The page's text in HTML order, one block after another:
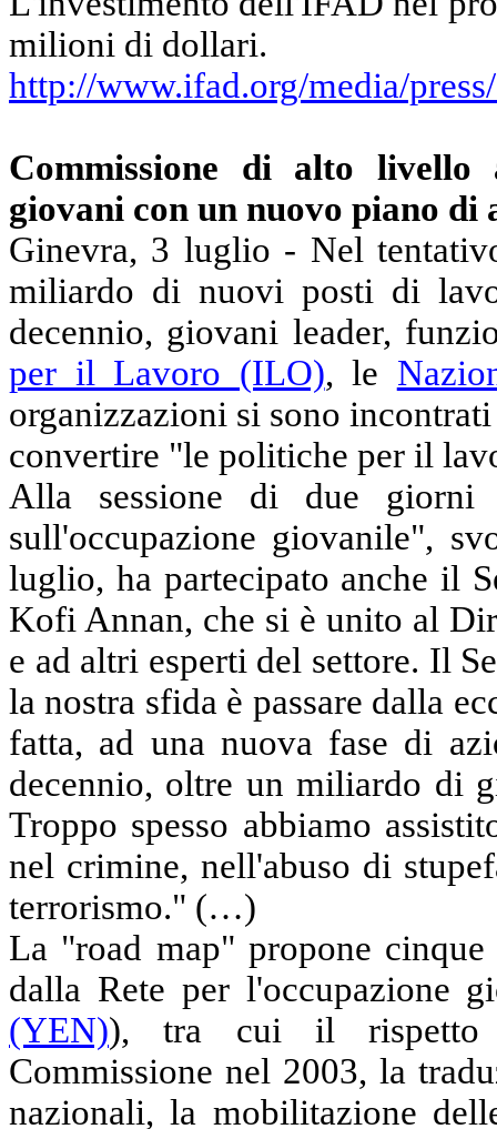
milioni di dollari.
http://www.ifad.org/media/
Commissione di alto
giovani con un nuovo piano di
Ginevra, 3 luglio - Nel
miliardo di nuovi posti di
decennio, giovani leader,
per il Lavoro (ILO), le
organizzazioni si sono
convertire "le politiche per il
Alla sessione di due
sull'occupazione giovanile",
luglio, ha partecipato anche il
Kofi Annan, che si è unito al
e ad altri esperti del settore. Il
la nostra sfida è passare dalla
fatta, ad una nuova fase di
decennio, oltre un miliardo di
Troppo spesso abbiamo
nel crimine, nell'abuso di
terrorismo." (…)
La "road map" propone
dalla Rete per l'occupazione
(YEN)), tra cui il rispetto
Commissione nel 2003, la
nazionali, la mobilitazione